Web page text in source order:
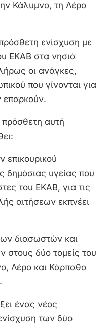
Κάλυμνο, τη Λέρο
πρόσθετη ενίσχυση με
ΕΚΑΒ στα νησιά
οι ανάγκες,
που γίνονται για
επαρκούν.
πρόσθετη αυτή
δημόσιας υγείας που
του ΕΚΑΒ, για τις
αιτήσεων εκπνέει
διασωστών και
δύο τομείς του
Λέρο και Κάρπαθο
ένας νέος
των δύο